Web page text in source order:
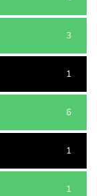
3
1
6
1
1